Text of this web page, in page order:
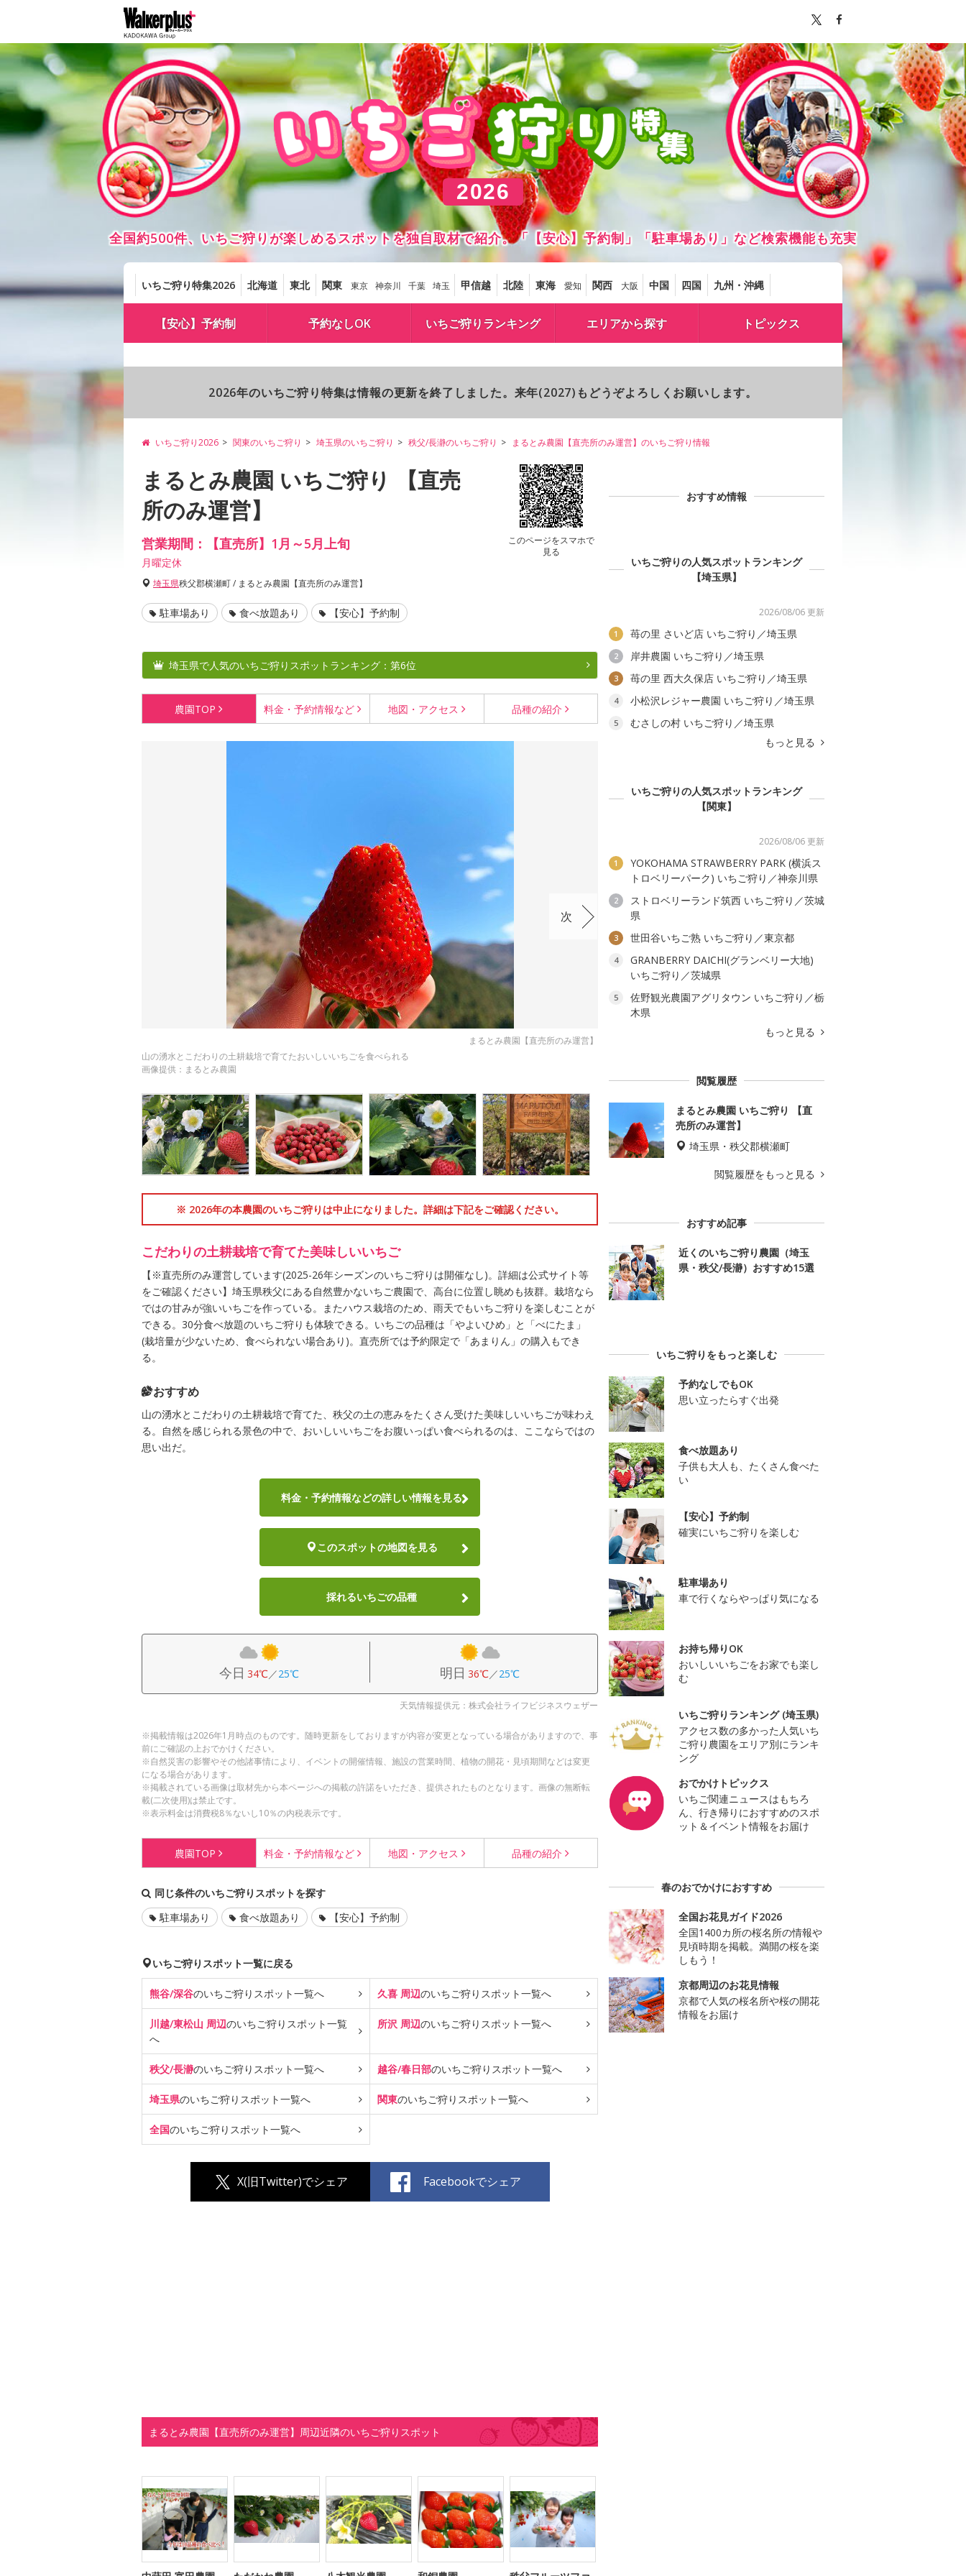
2026
全国約500件、いちご狩りが楽しめるスポットを独自取材で紹介。「【安心】予約制」「駐車場あり」など検索機能も充実
いちご狩り特集2026 北海道 東北 関東 東京 神奈川 千葉 埼玉 甲信越 北陸 東海 愛知 関西 大阪 中国 四国 九州・沖縄
【安心】予約制 予約なしOK いちご狩りランキング エリアから探す トピックス
2026年のいちご狩り特集は情報の更新を終了しました。来年(2027)もどうぞよろしくお願いします。
いちご狩り2026 関東のいちご狩り 埼玉県のいちご狩り 秩父/長瀞のいちご狩り まるとみ農園【直売所のみ運営】のいちご狩り情報
まるとみ農園 いちご狩り 【直売
所のみ運営】
このページをスマホで
見る
営業期間：【直売所】1月～5月上旬
月曜定休
埼玉県秩父郡横瀬町 / まるとみ農園【直売所のみ運営】
駐車場あり 食べ放題あり 【安心】予約制
埼玉県で人気のいちご狩りスポットランキング：第6位
農園TOP 料金・予約情報など 地図・ アクセス 品種の紹介
まるとみ農園【直売所のみ運営】
山の湧水とこだわりの土耕栽培で育てたおいしいいちごを食べられる
画像提供：まるとみ農園
次
※ 2026年の本農園のいちご狩りは中止になりました。詳細は下記をご確認ください。
こだわりの土耕栽培で育てた美味しいいちご
【※直売所のみ運営しています(2025-26年シーズンのいちご狩りは開催なし)。詳細は公式サイト等
をご確認ください】埼玉県秩父にある自然豊かないちご農園で、高台に位置し眺めも抜群。栽培なら
ではの甘みが強いいちごを作っている。またハウス栽培のため、雨天でもいちご狩りを楽しむことが
できる。30分食べ放題のいちご狩りも体験できる。いちごの品種は「やよいひめ」と「べにたま」
(栽培量が少ないため、食べられない場合あり)。直売所では予約限定で「あまりん」の購入もでき
る。
おすすめ
山の湧水とこだわりの土耕栽培で育てた、秩父の土の恵みをたくさん受けた美味しいいちごが味わえ
る。自然を感じられる景色の中で、おいしいいちごをお腹いっぱい食べられるのは、ここならではの
思い出だ。
料金・予約情報などの詳しい情報を見る
このスポットの地図を見る
採れるいちごの品種
今日 34℃／25℃ 明日 36℃／25℃
天気情報提供元：株式会社ライフビジネスウェザー
※掲載情報は2026年1月時点のものです。随時更新をしておりますが内容が変更となっている場合がありますので、事
前にご確認の上おでかけください。
※自然災害の影響やその他諸事情により、イベントの開催情報、施設の営業時間、植物の開花・見頃期間などは変更
になる場合があります。
※掲載されている画像は取材先から本ページへの掲載の許諾をいただき、提供されたものとなります。画像の無断転
載(二次使用)は禁止です。
※表示料金は消費税8％ないし10％の内税表示です。
農園TOP 料金・予約情報など 地図・ アクセス 品種の紹介
同じ条件のいちご狩りスポットを探す
駐車場あり
食べ放題あり 【安心】予約制
いちご狩りスポット一覧に戻る
熊谷/深谷のいちご狩り スポット一覧へ 久喜 周辺のいちご狩り スポット一覧へ
川越/東松山 周辺のいちご狩り スポット一覧
へ
所沢 周辺のいちご狩り スポット一覧へ
秩父/長瀞のいちご狩り スポット一覧へ 越谷/春日部のいちご狩り スポット一覧へ
埼玉県のいちご狩り スポット一覧へ 関東のいちご狩り スポット一覧へ
全国のいちご狩り スポット一覧へ
X(旧Twitter)でシェア Facebookでシェア
まるとみ農園【直売所のみ運営】周辺近隣のいちご狩りスポット
おすすめ情報
いちご狩りの人気スポットランキング
【埼玉県】
2026/08/06 更新
1 苺の里 さいど店 いちご狩り／埼玉県
2 岸井農園 いちご狩り／埼玉県
3 苺の里 西大久保店 いちご狩り／埼玉県
4 小松沢レジャー農園 いちご狩り／埼玉県
5
むさしの村 いちご狩り／埼玉県
もっと見る
いちご狩りの人気スポットランキング
【関東】
2026/08/06 更新
1
YOKOHAMA STRAWBERRY PARK (横浜ス
トロベリーパーク) いちご狩り／神奈川県
2
ストロベリーランド筑西 いちご狩り／茨城
県
3 世田谷いちご熟 いちご狩り／東京都
4
GRANBERRY DAICHI(グランベリー大地)
いちご狩り／茨城県
5
佐野観光農園アグリタウン いちご狩り／栃
木県
もっと見る
閲覧履歴
まるとみ農園 いちご狩り 【直
売所のみ運営】
埼玉県・秩父郡横瀬町
閲覧履歴をもっと見る
おすすめ記事
近くのいちご狩り農園（埼玉
県・秩父/長瀞）おすすめ15選
いちご狩りをもっと楽しむ
予約なしでもOK
思い立ったらすぐ出発
食べ放題あり
子供も大人も、たくさん食べた
い
【安心】予約制
確実にいちご狩りを楽しむ
駐車場あり
車で行くならやっぱり気になる
お持ち帰りOK
おいしいいちごをお家でも楽し
む
いちご狩りランキング (埼玉県)
アクセス数の多かった人気いち
ご狩り農園をエリア別にランキ
ング
おでかけトピックス
いちご関連ニュースはもちろ
ん、行き帰りにおすすめのスポ
ット＆イベント情報をお届け
春のおでかけにおすすめ
全国お花見ガイド2026
全国1400カ所の桜名所の情報や
見頃時期を掲載。満開の桜を楽
しもう！
京都周辺のお花見情報
京都で人気の桜名所や桜の開花
情報をお届け